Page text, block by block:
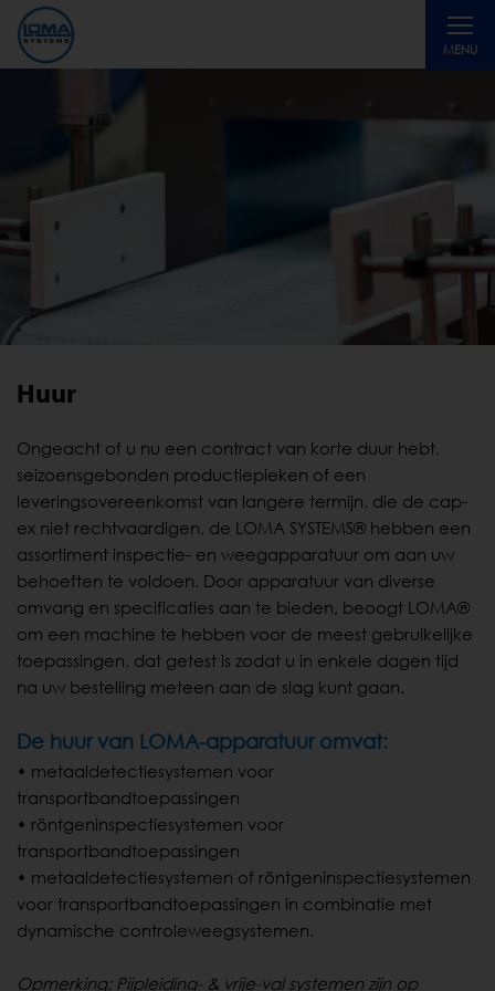
MENU
Toggle
Huur
Ongeacht of u nu een contract van korte duur hebt,
seizoensgebonden productiepieken of een
leveringsovereenkomst van langere termijn, die de cap-
ex niet rechtvaardigen, de LOMA SYSTEMS® hebben een
assortiment inspectie- en weegapparatuur om aan uw
behoeften te voldoen. Door apparatuur van diverse
omvang en specificaties aan te bieden, beoogt LOMA®
om een machine te hebben voor de meest gebruikelijke
toepassingen, dat getest is zodat u in enkele dagen tijd
na uw bestelling meteen aan de slag kunt gaan.
De huur van LOMA-apparatuur omvat:
• metaaldetectiesystemen voor
transportbandtoepassingen
• röntgeninspectiesystemen voor
transportbandtoepassingen
• metaaldetectiesystemen of röntgeninspectiesystemen
voor transportbandtoepassingen in combinatie met
dynamische controleweegsystemen.
Opmerking: Pijpleiding- & vrije-val systemen zijn op